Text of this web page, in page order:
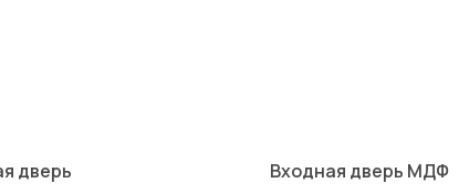
дверь
Входная дверь МДФ